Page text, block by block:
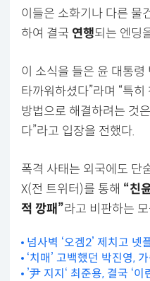
이들은 소화기나 다른 물
하여 결국 연행되는 엔딩
이 소식을 들은 윤 대통
타까워하셨다”라며 “특
방법으로 해결하려는 것
다”라고 입장을 전했다.
폭격 사태는 외국에도 단
X(전 트위터)를 통해 “친
적 깡패”라고 비판하는
넘사벽 ‘오겜2’ 제치고
‘치매’ 고백했던 박진영,
’尹 지지‘ 최준용, 결국 ‘